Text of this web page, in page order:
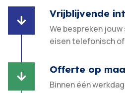

Vrijblijvende
We bespreken
eisen telefonisch

Offerte op
Binnen één